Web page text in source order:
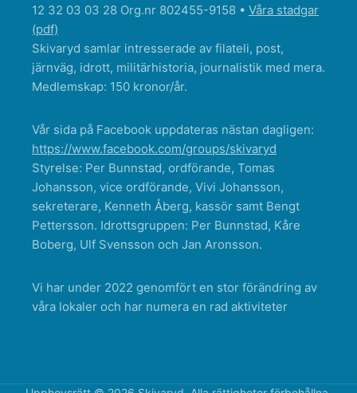
12 32 03 03 28 Org.nr 802455-9158 • Våra stadgar
(pdf)
Skivaryd samlar intresserade av filateli, post,
järnväg, idrott, militärhistoria, journalistik med mera.
Medlemskap: 150 kronor/år.
Vår sida på Facebook uppdateras nästan dagligen:
https://www.facebook.com/groups/skivaryd
Styrelse: Per Bunnstad, ordförande, Tomas
Johansson, vice ordförande, Vivi Johansson,
sekreterare, Kenneth Åberg, kassör samt Bengt
Pettersson. Idrottsgruppen: Per Bunnstad, Kåre
Boberg, Ulf Svensson och Jan Aronsson.
Vi har under 2022 genomfört en stor förändring av
våra lokaler och har numera en rad aktiviteter